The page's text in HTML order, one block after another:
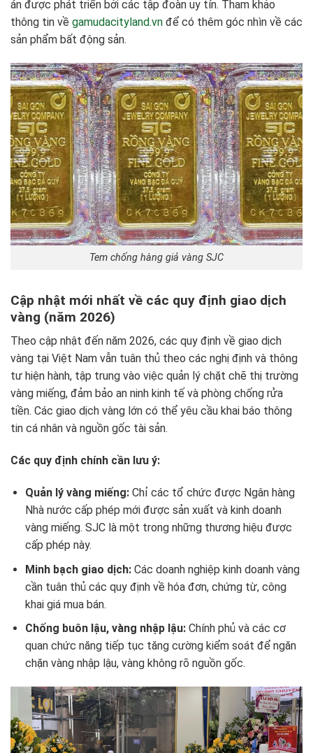
án được phát triển bởi các tập đoàn uy tín. Tham khảo
thông tin về gamudacityland.vn để có thêm góc nhìn về các
sản phẩm bất động sản.
Tem chống hàng giả vàng SJC
Cập nhật mới nhất về các quy định giao dịch
vàng (năm 2026)
Theo cập nhật đến năm 2026, các quy định về giao dịch
vàng tại Việt Nam vẫn tuân thủ theo các nghị định và thông
tư hiện hành, tập trung vào việc quản lý chặt chẽ thị trường
vàng miếng, đảm bảo an ninh kinh tế và phòng chống rửa
tiền. Các giao dịch vàng lớn có thể yêu cầu khai báo thông
tin cá nhân và nguồn gốc tài sản.
Các quy định chính cần lưu ý:
Quản lý vàng miếng:Chỉ các tổ chức được Ngân hàng
Nhà nước cấp phép mới được sản xuất và kinh doanh
vàng miếng. SJC là một trong những thương hiệu được
cấp phép này.
Minh bạch giao dịch:Các doanh nghiệp kinh doanh vàng
cần tuân thủ các quy định về hóa đơn, chứng từ, công
khai giá mua bán.
Chống buôn lậu, vàng nhập lậu:Chính phủ và các cơ
quan chức năng tiếp tục tăng cường kiểm soát để ngăn
chặn vàng nhập lậu, vàng không rõ nguồn gốc.